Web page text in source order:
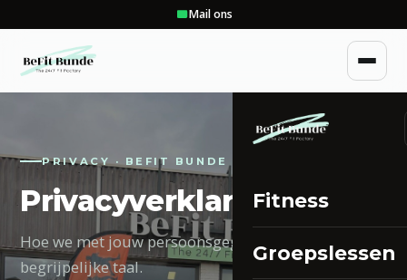
Mail ons
Fitness
Groepslessen
PRIVACY · BEFIT BUNDE
Privacyverklaring.
Hoe we met jouw persoonsgegevens omgaan, in
begrijpelijke taal.